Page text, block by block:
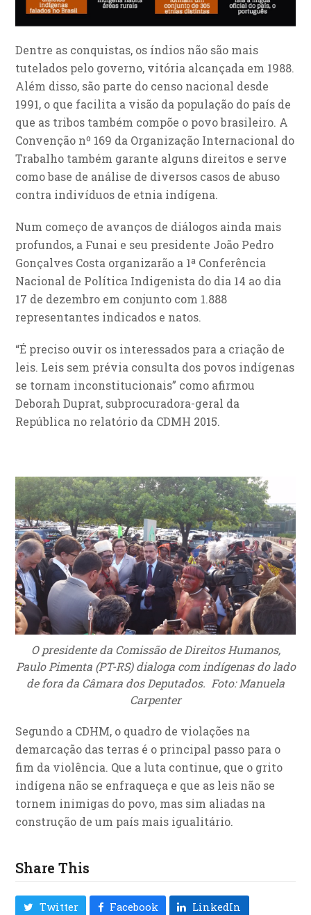
Dentre as conquistas, os índios não são mais
tutelados pelo governo, vitória alcançada em 1988.
Além disso, são parte do censo nacional desde
1991, o que facilita a visão da população do país de
que as tribos também compõe o povo brasileiro. A
Convenção nº 169 da Organização Internacional do
Trabalho também garante alguns direitos e serve
como base de análise de diversos casos de abuso
contra indivíduos de etnia indígena.
Num começo de avanços de diálogos ainda mais
profundos, a Funai e seu presidente João Pedro
Gonçalves Costa organizarão a 1ª Conferência
Nacional de Política Indigenista do dia 14 ao dia
17 de dezembro em conjunto com 1.888
representantes indicados e natos.
“É preciso ouvir os interessados para a criação de
leis. Leis sem prévia consulta dos povos indígenas
se tornam inconstitucionais” como afirmou
Deborah Duprat, subprocuradora-geral da
República no relatório da CDMH 2015.
O presidente da Comissão de Direitos Humanos,
Paulo Pimenta (PT-RS) dialoga com indígenas do lado
de fora da Câmara dos Deputados. Foto: Manuela
Carpenter
Segundo a CDHM, o quadro de violações na
demarcação das terras é o principal passo para o
fim da violência. Que a luta continue, que o grito
indígena não se enfraqueça e que as leis não se
tornem inimigas do povo, mas sim aliadas na
construção de um país mais igualitário.
Share This
Twitter Facebook LinkedIn